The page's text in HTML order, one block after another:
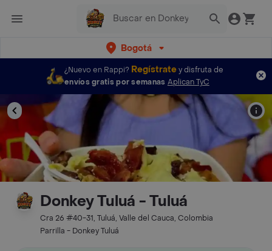
Bogotá
¿Nuevo en Rappi? Regístratey disfruta de
envíos gratis por semanas Aplican TyC
Donkey Tuluá - Tuluá
Cra 26 #40-31, Tuluá, Valle del Cauca, Colombia
Parrilla - Donkey Tuluá